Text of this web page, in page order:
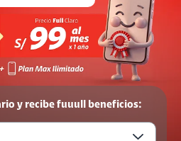
y recibe fuuull beneficios: